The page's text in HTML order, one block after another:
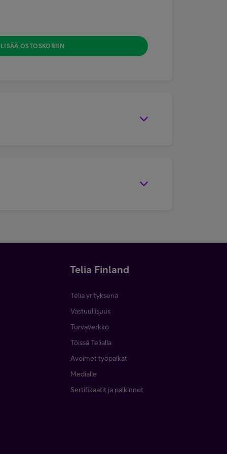
LISÄÄ OSTOSKORIIN
Telia Finland
Telia yrityksenä
Vastuullisuus
Turvaverkko
Töissä Telialla
Avoimet työpaikat
Medialle
Sertifikaatit ja palkinnot